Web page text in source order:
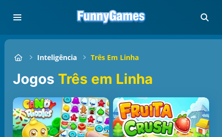
Inteligência Três Em Linha
Jogos Três em Linha